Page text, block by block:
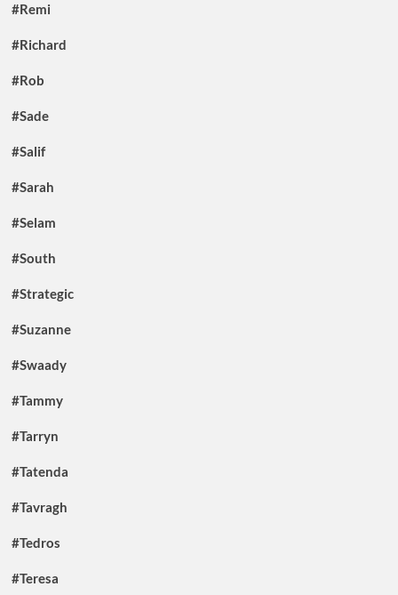
#Remi
#Richard
#Rob
#Sade
#Salif
#Sarah
#Selam
#South
#Strategic
#Suzanne
#Swaady
#Tammy
#Tarryn
#Tatenda
#Tavragh
#Tedros
#Teresa